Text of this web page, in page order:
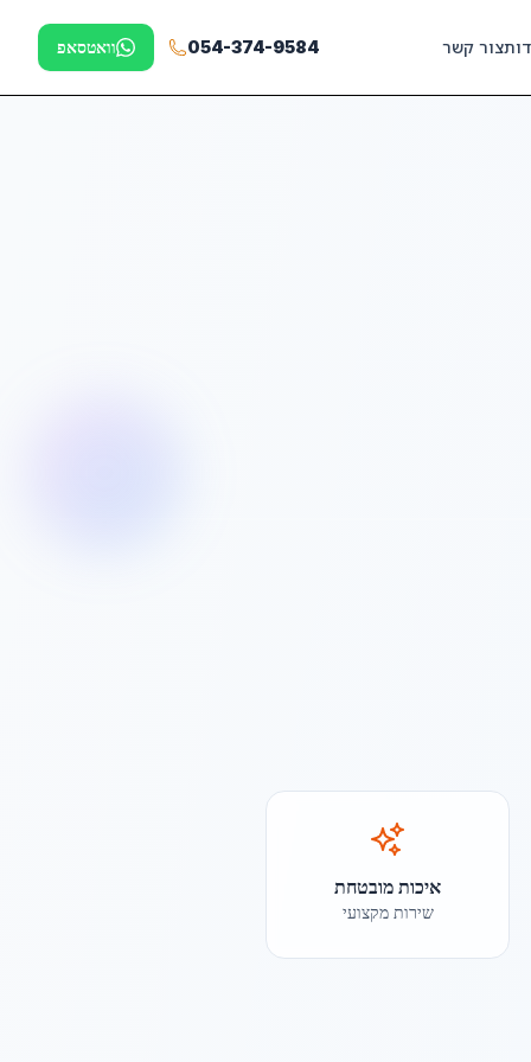
צור קשר 054-374-9584 וואטסאפ
איכות מובטחת
שירות מקצועי